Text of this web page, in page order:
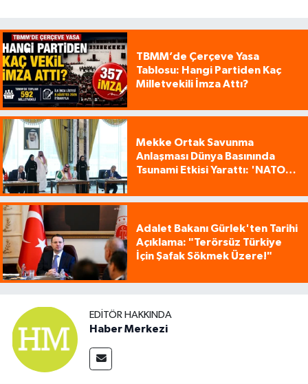
TBMM’de Çerçeve Yasa
Tablosu: Hangi Partiden Kaç
Milletvekili İmza Attı?
Mekke Ortak Savunma
Anlaşması Dünya Basınında
Tsunami Etkisi Yarattı: 'NATO
Adalet Bakanı Gürlek'ten Tarihi
Açıklama: "Terörsüz Türkiye
İçin Şafak Sökmek Üzere!"
EDITÖR HAKKINDA
Haber Merkezi